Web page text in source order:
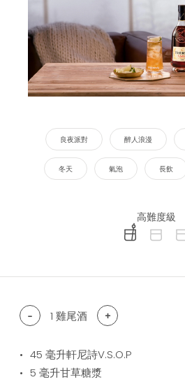
良夜派對 醉人浪漫
冬天 氣泡 長飲
高難度級
difficulty
- 1 雞尾酒 +
45 毫升軒尼詩V.S.O.P
5 毫升甘草糖漿